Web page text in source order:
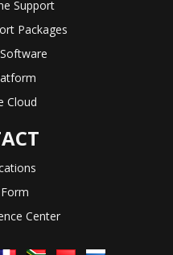
Support
Packages
Cloud
Center